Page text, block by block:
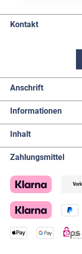
Kontakt
Anschrift
Informationen
Inhalt
Zahlungsmittel